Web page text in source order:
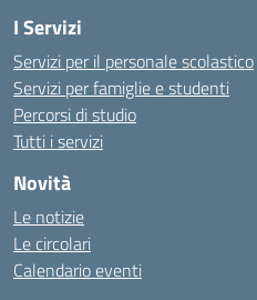
I Servizi
Servizi per il personale scolastico
Servizi per famiglie e studenti
Percorsi di studio
Tutti i servizi
Novità
Le notizie
Le circolari
Calendario eventi